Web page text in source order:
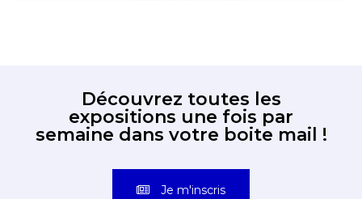
Découvrez toutes les
expositions une fois par
semaine dans votre boite mail !
Je m'inscris